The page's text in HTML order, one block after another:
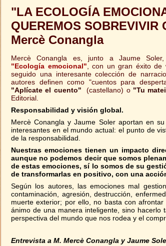
"LA ECOLOGÍA
QUEREMOS
Mercè Conangla
Mercè Conangla es, junto a Jaume
"Ecología emocional" , con un gran éxito
seguido una interesante colección de
autores definen como "cuentos para
"Aplícate el cuento"
(castellano) o "Tu
Editorial.
Responsabilidad y visión global.
Mercè Conangla y Jaume Soler aportan en
interesantes en el mundo actual: el punto de
de la responsabilidad.
Nuestras emociones tienen un impacto
aunque no podemos decir que somos
de estas emociones, sí lo somos de su
de transformarlas en positivo, con una
Según los autores, las emociones mal
contaminación, agresión, destrucción,
muerte exterior; por ello, no basta con
ánimo de una manera inteligente, sino hacerlo
perspectiva del mundo que nos rodea y el
Entrevista a M. Mercè Conangla y Jaume